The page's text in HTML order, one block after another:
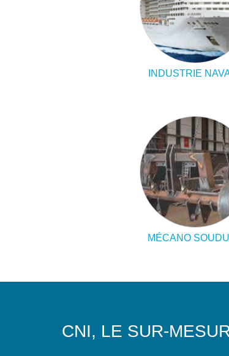
INDUSTRIE
MÉCANO
CNI, LE SUR-